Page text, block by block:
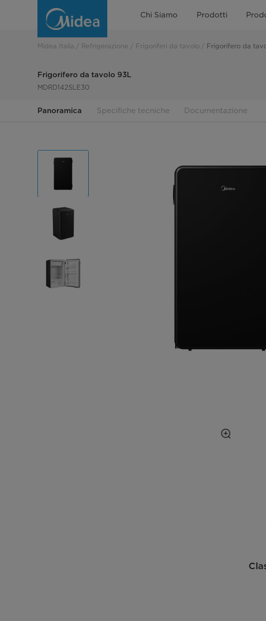
Tabletop
refrigerator
Chi Siamo Prodotti
Midea Italia Refrigerazione Frigoriferi da tavolo Frigorifero da
Frigorifero da tavolo 93L
MDRD142SLE30
Panoramica Specifiche tecniche Documentazione